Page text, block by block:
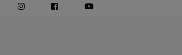
InstagramFacebookYouTube